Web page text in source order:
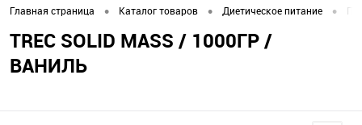
Главная страница • Каталог товаров • Диетическое питание •
TREC SOLID MASS / 1000ГР /
ВАНИЛЬ